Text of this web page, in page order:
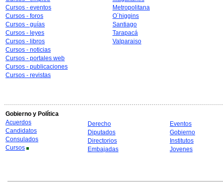
Cursos - eventos
Cursos - foros
Cursos - guías
Cursos - leyes
Cursos - libros
Cursos - noticias
Cursos - portales web
Cursos - publicaciones
Cursos - revistas
Metropolitana
O´higgins
Santiago
Tarapacá
Valparaiso
Gobierno y Política
Acuerdos
Candidatos
Consulados
Cursos
Derecho
Diputados
Directorios
Embajadas
Eventos
Gobierno
Institutos
Jovenes